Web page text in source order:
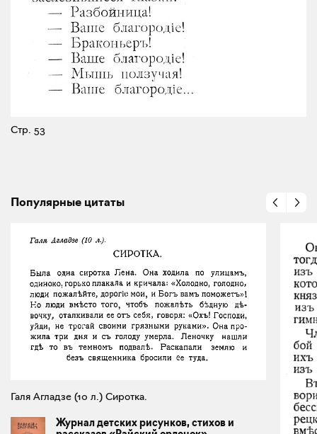
Стр. 53
Популярные цитаты
Галя Агладзе (10 л.) Сиротка.
Журнал детских рисунков, стихов и